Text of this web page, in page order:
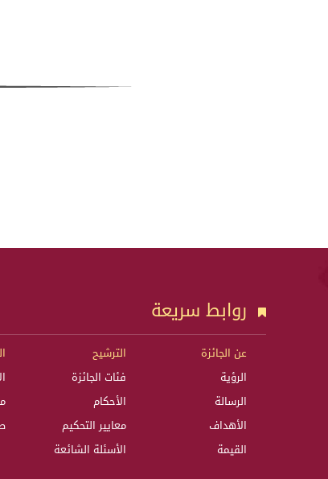
روابط سريعة
عن الجائزة
الرؤية
الرسالة
الأهداف
القيمة
الترشيح
فئات الجائزة
الأحكام
معايير التحكيم
الأسئلة الشائعة